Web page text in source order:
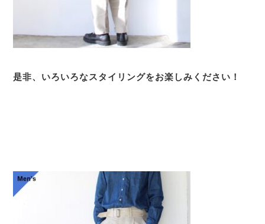
是非、いろいろなスタイリングをお楽しみください！